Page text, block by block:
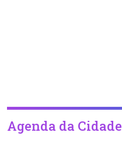
Agenda da Cidade